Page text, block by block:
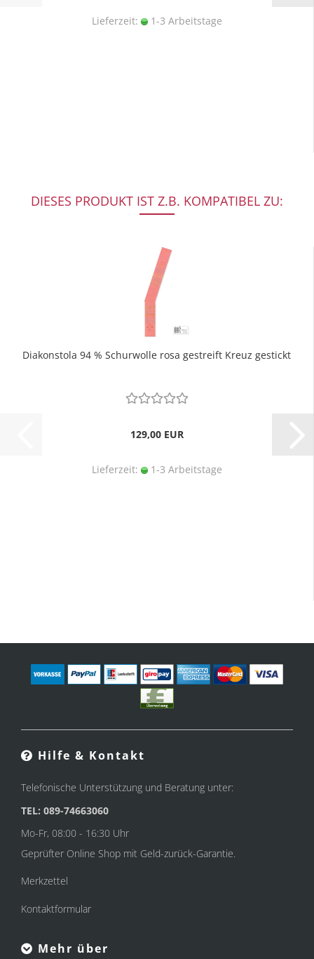
Lieferzeit: 1-3 Arbeitstage
DIESES PRODUKT IST Z.B. KOMPATIBEL ZU:
Diakonstola 94 % Schurwolle rosa gestreift Kreuz gestickt
129,00 EUR
Lieferzeit: 1-3 Arbeitstage
Hilfe & Kontakt
Telefonische Unterstützung und Beratung unter:
TEL: 089-74663060
Mo-Fr, 08:00 - 16:30 Uhr
Geprüfter Online Shop mit Geld-zurück-Garantie.
Merkzettel
Kontaktformular
Mehr über